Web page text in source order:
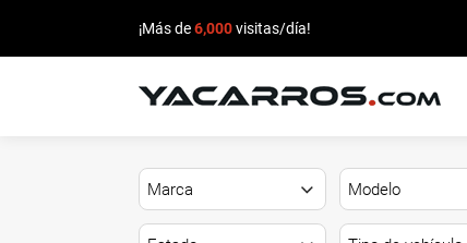
¡Más de6,000visitas/día!